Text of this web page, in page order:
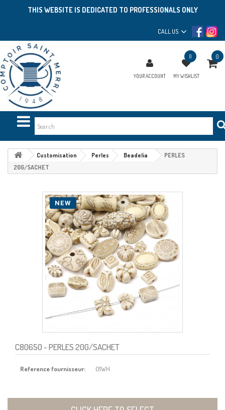
THIS WEBSITE IS DEDICATED TO PROFESSIONALS ONLY
CALL US
YOUR ACCOUNT
0
MY WISHLIST
0
Customisation Perles Beadelia
PERLES
20G/SACHET
NEW
C80650- PERLES 20G/SACHET
Reference fournisseur: 01WH